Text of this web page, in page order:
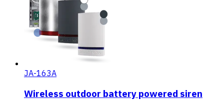
JA-163A
Wireless outdoor battery powered siren